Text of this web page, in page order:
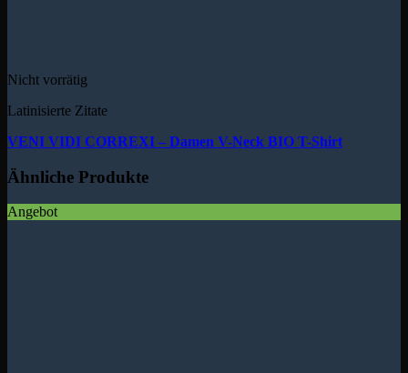
Nicht vorrätig
Latinisierte Zitate
VENI VIDI CORREXI – Damen V-Neck BIO T-Shirt
Ähnliche Produkte
Angebot